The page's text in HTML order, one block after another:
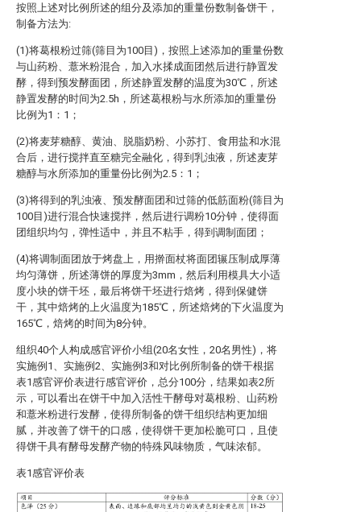
按照上述对比例所述的组分及添加的重量份数制备饼干，
制备方法为:
(1)将葛根粉过筛(筛目为100目)，按照上述添加的重量份数
与山药粉、薏米粉混合，加入水揉成面团然后进行静置发
酵，得到预发酵面团，所述静置发酵的温度为30℃，所述
静置发酵的时间为2.5h，所述葛根粉与水所添加的重量份
比例为1：1；
(2)将麦芽糖醇、黄油、脱脂奶粉、小苏打、食用盐和水混
合后，进行搅拌直至糖完全融化，得到乳浊液，所述麦芽
糖醇与水所添加的重量份比例为2.5：1；
(3)将得到的乳浊液、预发酵面团和过筛的低筋面粉(筛目为
100目)进行混合快速搅拌，然后进行调粉10分钟，使得面
团组织均匀，弹性适中，并且不粘手，得到调制面团；
(4)将调制面团放于烤盘上，用擀面杖将面团辗压制成厚薄
均匀薄饼，所述薄饼的厚度为3mm，然后利用模具大小适
度小块的饼干坯，最后将饼干坯进行焙烤，得到保健饼
干，其中焙烤的上火温度为185℃，所述焙烤的下火温度为
165℃，焙烤的时间为8分钟。
组织40个人构成感官评价小组(20名女性，20名男性)，将
实施例1、实施例2、实施例3和对比例所制备的饼干根据
表1感官评价表进行感官评价，总分100分，结果如表2所
示，可以看出在饼干中加入活性干酵母对葛根粉、山药粉
和薏米粉进行发酵，使得所制备的饼干组织结构更加细
腻，并改善了饼干的口感，使得饼干更加松脆可口，且使
得饼干具有酵母发酵产物的特殊风味物质，气味浓郁。
表1感官评价表